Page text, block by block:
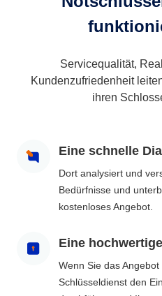
Servicequalität,
Kundenzufriedenheit
ihren
Eine schnelle
Dort analysiert und
Bedürfnisse und
kostenloses Angebot.
Eine
Wenn Sie das
Schlüsseldienst den